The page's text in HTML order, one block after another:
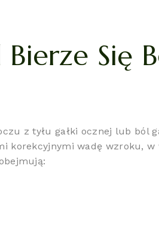
Bierze Się
z tyłu gałki ocznej lub ból
korekcyjnymi wadę wzroku,